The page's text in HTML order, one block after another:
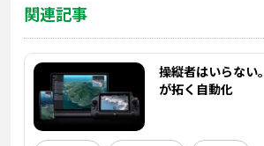
関連記事
操縦者はいらない
が拓く自動化